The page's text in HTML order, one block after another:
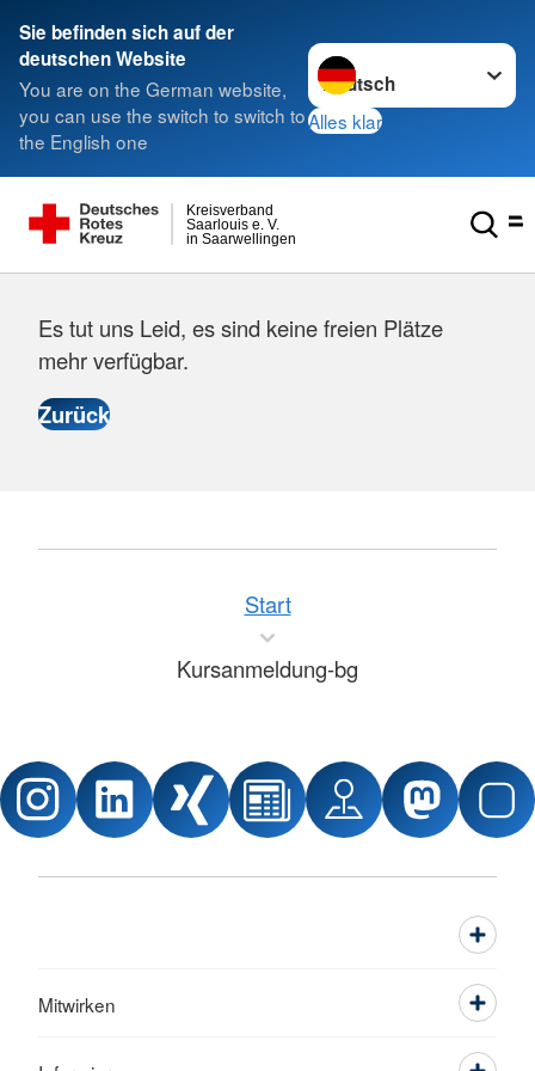
Sie befinden sich auf der
deutschen Website
You are on the German website,
you can use the switch to switch to
the English one
Sprache wechseln zu
Alles klar
in Saarwellingen
Saarlouis e. V.
Kreisverband
Es tut uns Leid, es sind keine freien Plätze
mehr verfügbar.
Start
Kursanmeldung-bg
Mitwirken